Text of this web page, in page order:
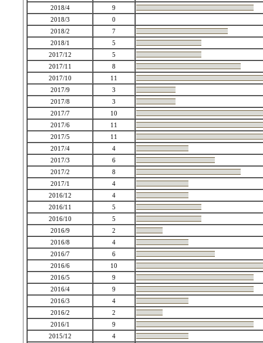
2018/4
9
2018/3
0
2018/2
7
2018/1
5
2017/12
5
2017/11
8
2017/10
11
2017/9
3
2017/8
3
2017/7
10
2017/6
11
2017/5
11
2017/4
4
2017/3
6
2017/2
8
2017/1
4
2016/12
4
2016/11
5
2016/10
5
2016/9
2
2016/8
4
2016/7
6
2016/6
10
2016/5
9
2016/4
9
2016/3
4
2016/2
2
2016/1
9
2015/12
4